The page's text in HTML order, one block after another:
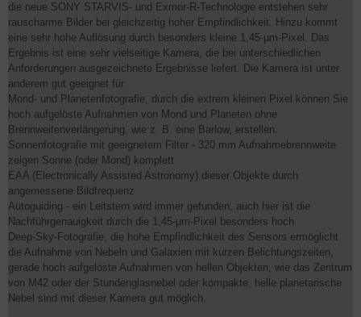
die neue SONY STARVIS- und Exmor-R-Technologie entstehen sehr
rauscharme Bilder bei gleichzeitig hoher Empfindlichkeit. Hinzu kommt
eine sehr hohe Auflösung durch besonders kleine 1,45-µm-Pixel. Das
Ergebnis ist eine sehr vielseitige Kamera, die bei unterschiedlichen
Anforderungen ausgezeichnete Ergebnisse liefert. Die Kamera ist unter
anderem gut geeignet für:
Mond- und Planetenfotografie, durch die extrem kleinen Pixel können Sie
hoch aufgelöste Aufnahmen von Mond und Planeten ohne
Brennweitenverlängerung, wie z. B. eine Barlow, erstellen.
Sonnenfotografie mit geeignetem Filter - 320 mm Aufnahmebrennweite
zeigen Sonne (oder Mond) komplett
EAA (Electronically Assisted Astronomy) dieser Objekte durch
angemessene Bildfrequenz
Autoguiding - ein Leitstern wird immer gefunden, auch hier ist die
Nachführgenauigkeit durch die 1,45-µm-Pixel besonders hoch
Deep-Sky-Fotografie, die hohe Empfindlichkeit des Sensors ermöglicht
die Aufnahme von Nebeln und Galaxien mit kurzen Belichtungszeiten,
gerade hoch aufgelöste Aufnahmen von hellen Objekten, wie das Zentrum
von M42 oder der Stundenglasnebel oder kompakte, helle planetarische
Nebel sind mit dieser Kamera gut möglich.